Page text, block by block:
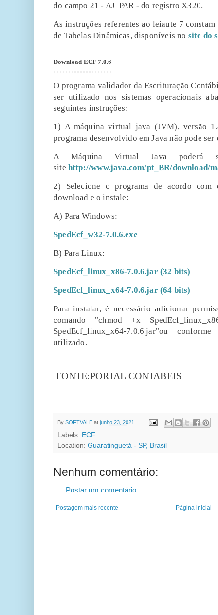
do campo 21 - AJ_PAR - do registro X320.
As instruções referentes ao leiaute 7
de Tabelas Dinâmicas, disponíveis no site do
Download ECF 7.0.6
O programa validador da Escrituração
ser utilizado nos sistemas operacionais
seguintes instruções:
1) A máquina virtual java (JVM), versão
programa desenvolvido em Java não pode ser
A Máquina Virtual Java poderá
site http://www.java.com/pt_BR/download/
2) Selecione o programa de acordo com
download e o instale:
A) Para Windows:
SpedEcf_w32-7.0.6.exe
B) Para Linux:
SpedEcf_linux_x86-7.0.6.jar (32 bits)
SpedEcf_linux_x64-7.0.6.jar (64 bits)
Para instalar, é necessário adicionar
comando "chmod +x
SpedEcf_linux_x64-7.0.6.jar"ou
utilizado.
FONTE:PORTAL CONTABEIS
By SOFTVALE at junho 23, 2021
Labels: ECF
Location: Guaratinguetá - SP, Brasil
Nenhum comentário:
Postar um comentário
Postagem mais recente Página inicial